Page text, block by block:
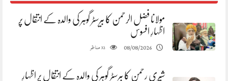
مولانا فضل الرحمن کا بیرسٹر گوہر کی والدہ کے انتقال پر
اظہارِ افسوس
08/08/2026
32مناظر
شیری رحمن کا بیرسٹر گوہر کی والدہ کے انتقال پر اظہارِ